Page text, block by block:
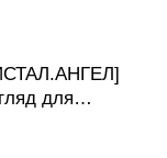
для
волосся,